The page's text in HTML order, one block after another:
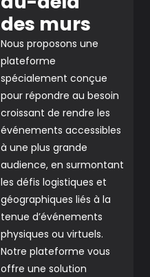
des murs
Nous proposons une
plateforme
spécialement conçue
pour répondre au besoin
croissant de rendre les
événements accessibles
à une plus grande
audience, en surmontant
les défis logistiques et
géographiques liés à la
tenue d’événements
physiques ou virtuels.
Notre plateforme vous
offre une solution